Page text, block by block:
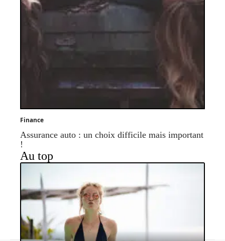
Finance
Assurance auto : un choix difficile mais important
!
Au top